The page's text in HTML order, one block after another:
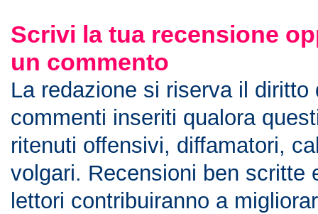
Scrivi la tua recensione
un commento
La redazione si riserva il diritto
commenti inseriti qualora
ritenuti offensivi, diffamatori,
volgari. Recensioni ben scritte
lettori contribuiranno a